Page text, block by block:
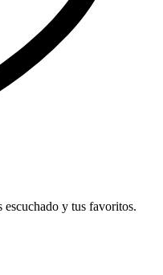
escuchado y tus favoritos.